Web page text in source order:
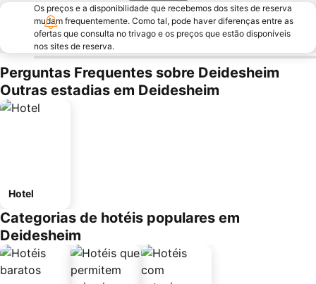
Os preços e a disponibilidade que recebemos dos sites de reserva
mudam frequentemente. Como tal, pode haver diferenças entre as
ofertas que consulta no trivago e os preços que estão disponíveis
nos sites de reserva.
Perguntas Frequentes sobre Deidesheim
Outras estadias em Deidesheim
Hotel
Categorias de hotéis populares em
Deidesheim